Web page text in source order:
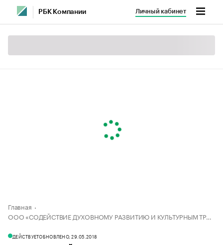
РБК Компании Личный кабинет
Главная
ООО «СОДЕЙСТВИЕ ДУХОВНОМУ РАЗВИТИЮ И КУЛЬТУРНЫМ ТРАДИЦИЯМ ИМЕНИ ИМАМ ХАЗРАТ ХАМЗЫ ХАДЖИ»
ДЕЙСТВУЕТОБНОВЛЕНО, 29.05.2018